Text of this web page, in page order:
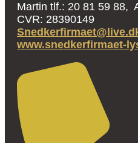
Martin tlf.: 20 81 59 88,
CVR: 28390149
www.snedkerfirmaet-